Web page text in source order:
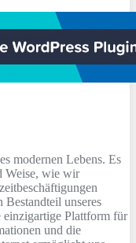
modernen Lebens. Es
Weise, wie wir
itbeschäftigungen
Bestandteil unseres
einzigartige Plattform für
und die